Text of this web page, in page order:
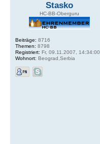
Stasko
HC-BB-Oberguru
Beiträge: 8716
Themen: 8798
Registriert: Fr, 09.11.2007, 14:34:00
Wohnort: Beograd,Serbia